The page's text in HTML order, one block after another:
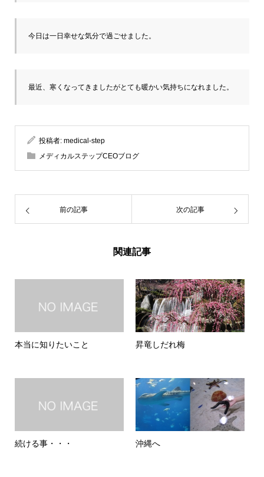
今日は一日幸せな気分で過ごせました。
最近、寒くなってきましたがとても暖かい気持ちになれました。
投稿者: medical-step
メディカルステップCEOブログ
前の記事 次の記事
関連記事
本当に知りたいこと 昇竜しだれ梅
続ける事・・・ 沖縄へ